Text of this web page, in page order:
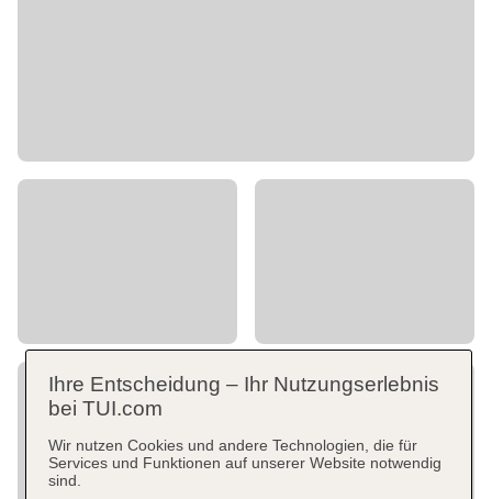
Ihre Entscheidung – Ihr Nutzungserlebnis
bei TUI.com
Wir nutzen Cookies und andere Technologien, die für
Services und Funktionen auf unserer Website notwendig
sind.